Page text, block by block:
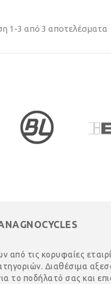
1-3 από 3 αποτελέσματα
τις κορυφαίες
Διαθέσιμα
το ποδήλατό σας και